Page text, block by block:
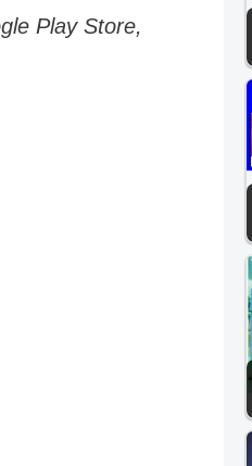
Play Store,